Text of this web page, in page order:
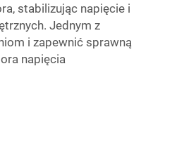
stabilizując napięcie i
Jednym z
i zapewnić sprawną
napięcia